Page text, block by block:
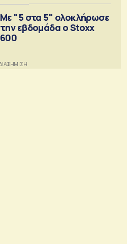
Με "5 στα 5" ολοκλήρωσε
την εβδομάδα ο Stoxx
600